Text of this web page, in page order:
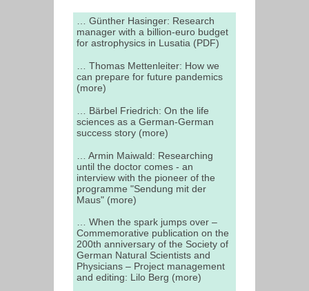
… Günther Hasinger: Research
manager with a billion-euro budget
for astrophysics in Lusatia (PDF)
… Thomas Mettenleiter: How we
can prepare for future pandemics
(more)
… Bärbel Friedrich: On the life
sciences as a German-German
success story (more)
… Armin Maiwald: Researching
until the doctor comes - an
interview with the pioneer of the
programme "Sendung mit der
Maus" (more)
… When the spark jumps over –
Commemorative publication on the
200th anniversary of the Society of
German Natural Scientists and
Physicians – Project management
and editing: Lilo Berg (more)